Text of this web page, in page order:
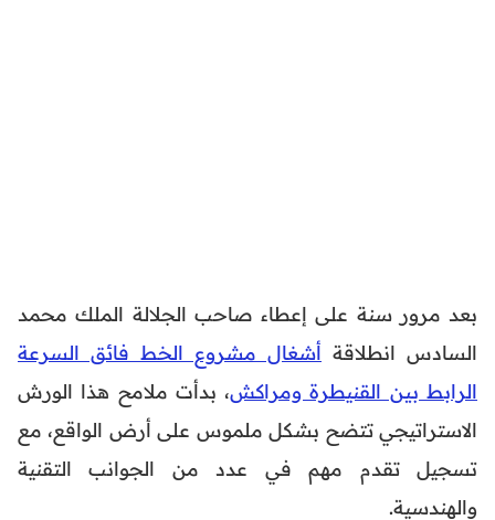
بعد مرور سنة على إعطاء صاحب الجلالة الملك محمد
السادس انطلاقة أشغال مشروع الخط فائق السرعة
الرابط بين القنيطرة ومراكش، بدأت ملامح هذا الورش
الاستراتيجي تتضح بشكل ملموس على أرض الواقع، مع
تسجيل تقدم مهم في عدد من الجوانب التقنية
والهندسية.